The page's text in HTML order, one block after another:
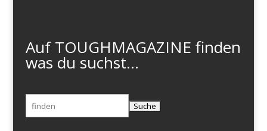
Auf TOUGHMAGAZINE finden
was du suchst...
Suchen
nach: